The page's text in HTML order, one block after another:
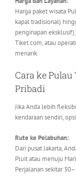
Harga paket wisata
kapal tradisional)
penginapan
Tiket.com, atau
menarik.
Cara ke
Pribadi
Jika Anda lebih
kendaraan sendiri,
Rute ke Pelabuhan:
Dari pusat Jakarta,
Pluit atau menuju
Perjalanan sekitar